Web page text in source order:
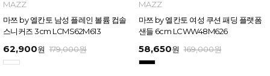
MAZZ
마쯔 by 엘칸토 남성 플레인 볼륨 컵솔
스니커즈 3cm LCMS62M613
62,900원 179,000원
MAZZ
마쯔 by 엘칸토 여성 쿠션 패딩 플랫폼
샌들 6cm LCWW48M626
58,650원 169,000원